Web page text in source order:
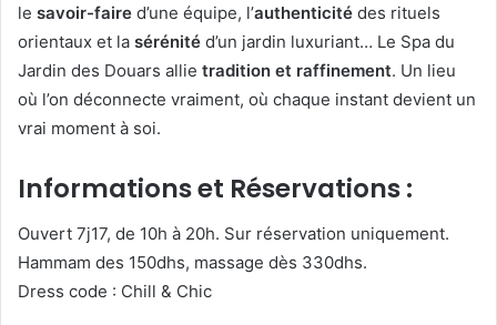
le savoir-faire d’une équipe, l’authenticité des rituels
orientaux et la sérénité d’un jardin luxuriant… Le Spa du
Jardin des Douars allie tradition et raffinement. Un lieu
où l’on déconnecte vraiment, où chaque instant devient un
vrai moment à soi.
Informations et Réservations :
Ouvert 7j17, de 10h à 20h. Sur réservation uniquement.
Hammam des 150dhs, massage dès 330dhs.
Dress code : Chill & Chic